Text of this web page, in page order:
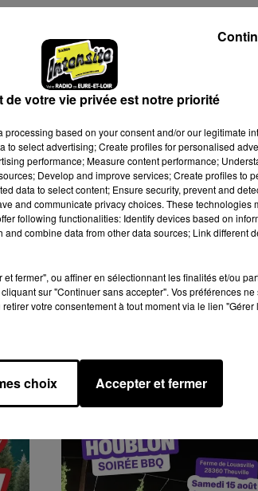
de votre vie privée est notre priorité
processing based on your consent and/or our legitimate
to select advertising; Create profiles for personalised
performance; Measure content performance;
Develop and improve services; Create profiles to
data to select content; Ensure security, prevent and
and communicate privacy choices. These technologies
following functionalities: Identify devices based on
combine data from other data sources; Link different
fermer", ou affiner en sélectionnant les finalités et/ou
sur "Continuer sans accepter". Vos préférences
votre consentement à tout moment via le lien
choix Accepter et fermer